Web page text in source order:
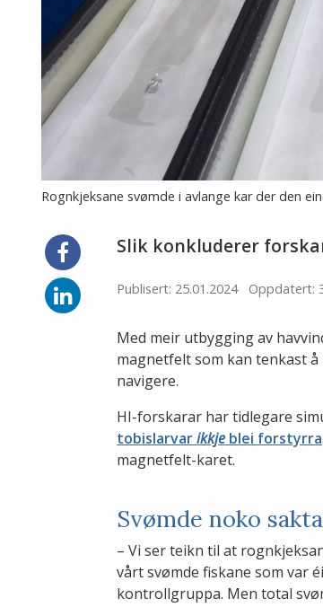
Rognkjeksane svømde i avlange kar der den
Slik konkluderer
Publisert: 25.01.2024 Oppdatert:
Med meir utbygging av
magnetfelt som kan tenkast
navigere.
HI-forskarar har tidlegare
tobislarvarikkje blei forstyrra
magnetfelt-karet.
Svømde noko
– Vi ser teikn til at
vårt svømde fiskane som var
kontrollgruppa. Men total
Del
på
Facebook
Del
på
LinkedIn